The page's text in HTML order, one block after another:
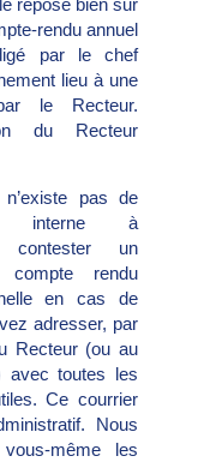
rendu annuel
par le chef
lieu à une
le Recteur.
du Recteur
pas de
interne à
contester un
compte rendu
en cas de
adresser, par
Recteur (ou au
avec toutes les
Ce courrier
Nous
même les